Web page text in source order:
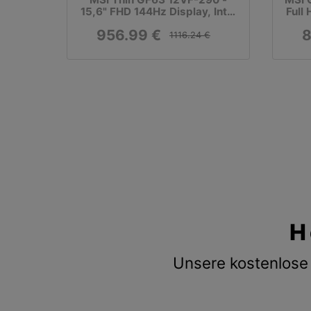
15,6" FHD 144Hz Display, Intel
512GB SSD, NVIDIA RTX 4060,
956.99 € 1116.24 €
Full
Unsere